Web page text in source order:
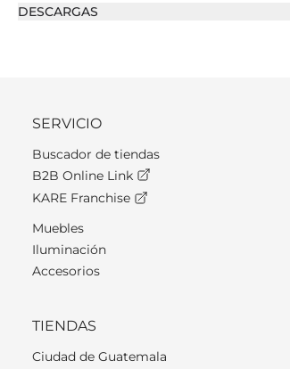
DESCARGAS
SERVICIO
Buscador de tiendas
B2B Online Link
KARE Franchise
Muebles
Iluminación
Accesorios
TIENDAS
Ciudad de Guatemala